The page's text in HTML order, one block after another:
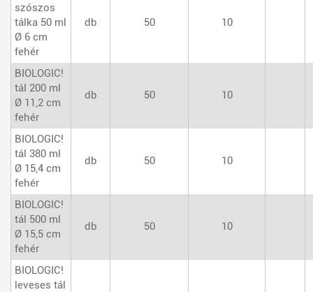
szószos
tálka 50 ml
Ø 6 cm
fehér
db 50 10
BIOLOGIC!
tál 200 ml
Ø 11,2 cm
fehér
db 50 10
BIOLOGIC!
tál 380 ml
Ø 15,4 cm
fehér
db 50 10
BIOLOGIC!
tál 500 ml
Ø 15,5 cm
fehér
db 50 10
BIOLOGIC!
leveses tál